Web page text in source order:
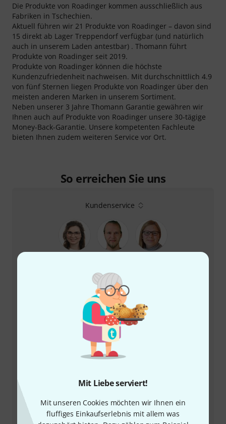
Mit Liebe serviert!
Mit unseren Cookies möchten wir Ihnen ein
fluffiges Einkaufserlebnis mit allem was
Die Produkte von Roadinger kommen ausschließlich aus
Fabriken in Tschechien.
Aktuell führen wir 21 Produkte von Roadinger – davon sind
15 direkt ab Lager Treppendorf verfügbar (und natürlich
auch in unserem Laden antestbar) . Thomann führt
Produkte von Roadinger seit 2019.
Produkte von Roadinger können die höchste
Kundenzufriedenheit nachweisen. Mit durchschnittlich 4.9
von fünf Sternen liegen Produkte von Roadinger über den
meisten anderen Marken in unserem Sortiment.
Neben unserer 3 Jahre Thomann Garantie gewähren wir
Ihnen auch auf Produkte von Roadinger unsere 30-tägige
Money-Back-Garantie. Unsere kompetenten Fachleute
bieten Ihnen zudem weiteren Service vor Ort.
So erreichen Sie uns
Kundenservice
+49-9546-9223-66
Unser Thomann Team Kundenservice steht Ihnen bei
allen Fragen und Problemen nach dem Kauf zur Seite.
Öffnungszeiten